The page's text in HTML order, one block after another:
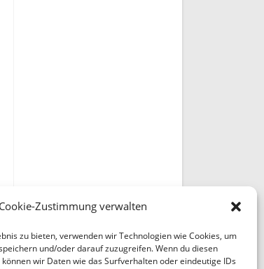
Cookie-Zustimmung verwalten
zu bieten, verwenden wir Technologien wie Cookies, um
und/oder darauf zuzugreifen. Wenn du diesen
wir Daten wie das Surfverhalten oder eindeutige IDs